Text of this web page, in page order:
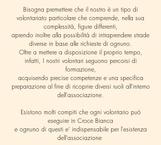
Bisogna premettere che il nostro è un tipo di
volontariato particolare che comprende, nella sua
complessità, figure differenti,
aprendo inoltre alla possibilità di intraprendere strade
diverse in base alle richieste di ognuno.
Oltre a mettere a disposizione il proprio tempo,
infatti, I nostri volontari seguono percorsi di
formazione,
acquisendo precise competenze e una specifica
preparazione al fine di ricoprire diversi ruoli all'interno
dell'associazione.
Esistono molti compiti che ogni volontario può
eseguire in Croce Bianca
e ognuno di questi e' indispensabile per l'esistenza
dell'associazione